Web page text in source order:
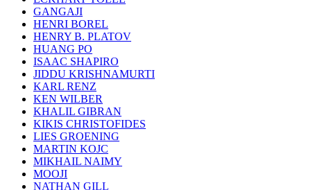
GANGAJI
HENRI BOREL
HENRY B. PLATOV
HUANG PO
ISAAC SHAPIRO
JIDDU KRISHNAMURTI
KARL RENZ
KEN WILBER
KHALIL GIBRAN
KIKIS CHRISTOFIDES
LIES GROENING
MARTIN KOJC
MIKHAIL NAIMY
MOOJI
NATHAN GILL